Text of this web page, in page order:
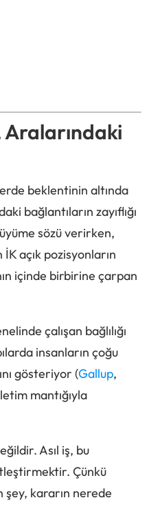
Aralarındaki
beklentinin altında
bağlantıların zayıflığı
sözü verirken,
açık pozisyonların
içinde birbirine çarpan
çalışan bağlılığı
insanların çoğu
gösteriyor (Gallup,
mantığıyla
Asıl iş, bu
Çünkü
şey, kararın nerede